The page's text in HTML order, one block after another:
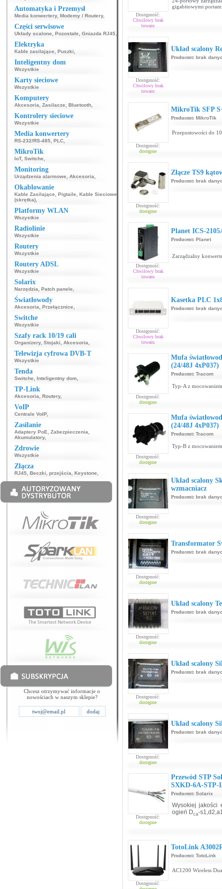
Automatyka i Przemysł
Media konwertery, Modemy / Routery,
Części serwisowe
Układy scalone Pozostałe Gniazda RJ45
Elektryka
Kable zasilające Puszki
Inteligentny dom
Wszystkie
Karty sieciowe
Wszystkie
Komputery
Akcesoria Zasilacze Bluetooth
Kontrolery sieciowe
Wszystkie
Media konwertery
RS-232/RS-485 PLC
MikroTik
IoT, Switche
Monitoring
Urządzenia alarmowe Akcesoria
Okablowanie
Kable Zasilające Pigtaile
Kable Sieciowe
(skrętka)
Platformy WLAN
Wszystkie
Radiolinie
Wszystkie
Routery
Wszystkie
Routery ADSL
Wszystkie
Solarix
Narzędzia Patch panele
Światłowody
Akcesoria Przełącznice
Switche
Wszystkie
Szafy rack 10/19 cali
Organizery, Stojaki Akcesoria
Telewizja cyfrowa DVB-T
Wszystkie
Tenda
Switche Inteligentny dom
TP-Link
Akcesoria Routery,
VoIP
Centrale VoIP,
Zasilanie
Adaptery PoE Zabezpieczenia
Akumulatory,
Zdrowie
Wszystkie
Złącza
RJ45 Beczki, przejścia Keystone
Chcesz otrzymywać informacje o
nowościach w naszym sklepie?
Dostępność:
Chwilowy brak
towaru
gigabitowymi
Dostępność:
Chwilowy brak
towaru
Układ scalony
Producent: brak
Dostępność:
dostępne
MikroTik SFP
Producent: MikroTik
Przepustowości do
Dostępność:
dostępne
Złącze TS9
Producent: brak
Dostępność:
Chwilowy brak
towaru
Planet ICS-
Producent: Planet
Zarządzalny
Dostępność:
Chwilowy brak
towaru
Kasetka PLC
Producent: brak
Dostępność:
dostępne
Mufa
(24/48J 4xP037)
Producent: Tracom
Typ-A z
Dostępność:
dostępne
Mufa
(24/48J 4xP037)
Producent: Tracom
Typ-B z
Dostępność:
dostępne
Układ scalony
wzmacniacz
Producent: brak
Dostępność:
dostępne
Transformator
Producent: brak
Dostępność:
dostępne
Układ scalony
Producent: brak
Dostępność:
dostępne
Układ scalony
Producent: brak
Dostępność:
dostępne
Układ scalony
Producent: brak
Dostępność:
dostępne
Przewód STP
SXKD-6A-STP-
Producent: Solarix
Wysokiej jakości
ogień Dca-
Dostępność:
TotoLink
Producent: TotoLink
AC1200 Wireless